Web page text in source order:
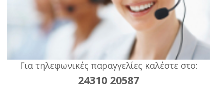
Για τηλεφωνικές παραγγελίες καλέστε στο:
24310 20587